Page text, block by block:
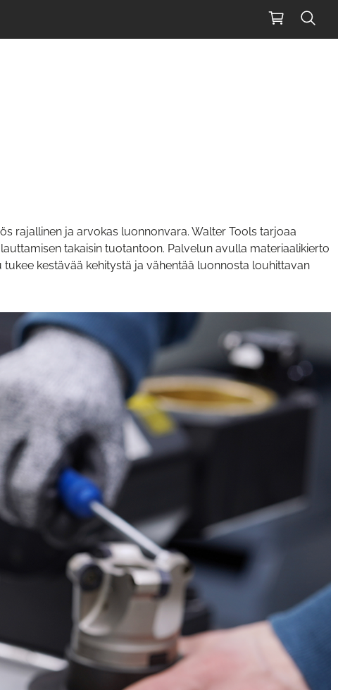
rajallinen ja arvokas luonnonvara. Walter Tools tarjoaa
takaisin tuotantoon. Palvelun avulla materiaalikierto
kestävää kehitystä ja vähentää luonnosta louhittavan